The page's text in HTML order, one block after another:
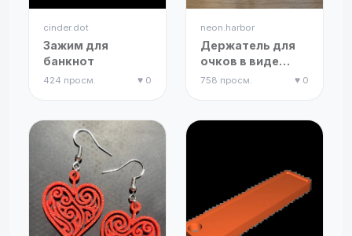
cinder.dot
Зажим для
банкнот
424 просм. ♥ 0
neon.harbor
Держатель для
очков в виде
носа с
758 просм. ♥ 0